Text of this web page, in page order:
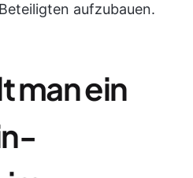
aufzubauen.
man ein